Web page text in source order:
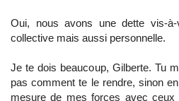
Oui, nous avons une dette vis-
collective mais aussi personnelle.
Je te dois beaucoup, Gilberte. Tu
pas comment te le rendre, sinon
mesure de mes forces avec ceux